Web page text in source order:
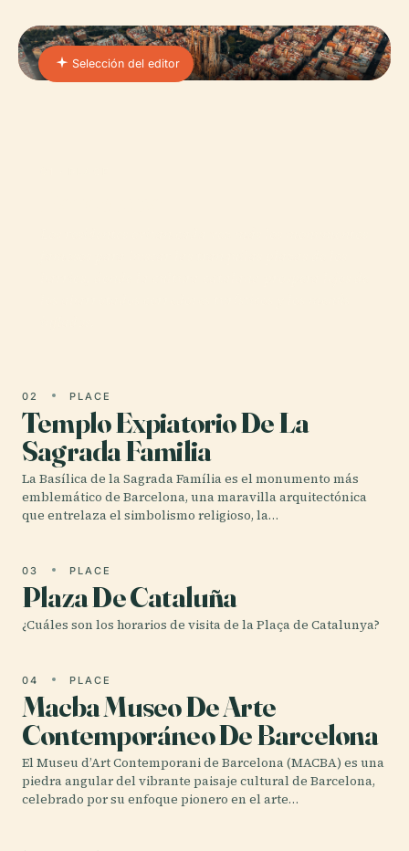
Selección del editor
02 PLACE
Templo Expiatorio De La
Sagrada Familia
La Basílica de la Sagrada Família es el monumento más
emblemático de Barcelona, una maravilla arquitectónica
que entrelaza el simbolismo religioso, la…
03 PLACE
Plaza De Cataluña
¿Cuáles son los horarios de visita de la Plaça de Catalunya?
04 PLACE
Macba Museo De Arte
Contemporáneo De Barcelona
El Museu d’Art Contemporani de Barcelona (MACBA) es una
piedra angular del vibrante paisaje cultural de Barcelona,
celebrado por su enfoque pionero en el arte…